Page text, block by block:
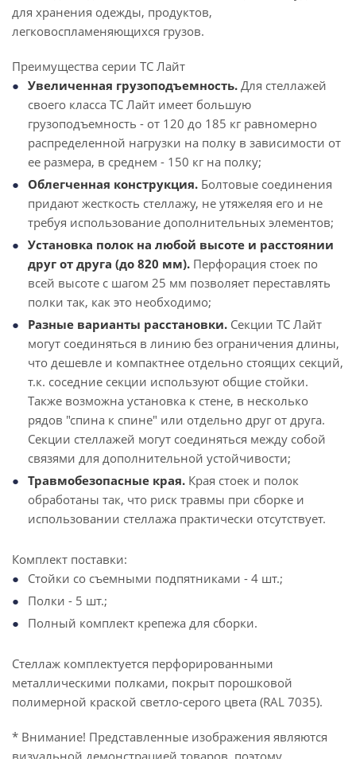
для хранения одежды, продуктов,
легковоспламеняющихся грузов.
Преимущества серии ТС Лайт
Увеличенная грузоподъемность. Для стеллажей
своего класса ТС Лайт имеет большую
грузоподъемность - от 120 до 185 кг равномерно
распределенной нагрузки на полку в зависимости от
ее размера, в среднем - 150 кг на полку;
Облегченная конструкция. Болтовые соединения
придают жесткость стеллажу, не утяжеляя его и не
требуя использование дополнительных элементов;
Установка полок на любой высоте и расстоянии
друг от друга (до 820 мм). Перфорация стоек по
всей высоте с шагом 25 мм позволяет переставлять
полки так, как это необходимо;
Разные варианты расстановки. Секции ТС Лайт
могут соединяться в линию без ограничения длины,
что дешевле и компактнее отдельно стоящих секций,
т.к. соседние секции используют общие стойки.
Также возможна установка к стене, в несколько
рядов "спина к спине" или отдельно друг от друга.
Секции стеллажей могут соединяться между собой
связями для дополнительной устойчивости;
Травмобезопасные края. Края стоек и полок
обработаны так, что риск травмы при сборке и
использовании стеллажа практически отсутствует.
Комплект поставки:
Стойки со съемными подпятниками - 4 шт.;
Полки - 5 шт.;
Полный комплект крепежа для сборки.
Стеллаж комплектуется перфорированными
металлическими полками, покрыт порошковой
полимерной краской светло-серого цвета (RAL 7035).
* Внимание! Представленные изображения являются
визуальной демонстрацией товаров, поэтому